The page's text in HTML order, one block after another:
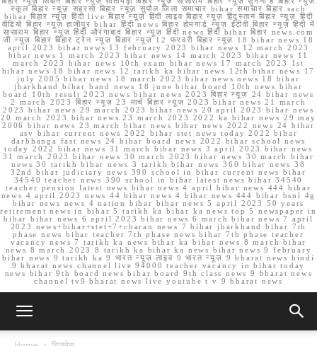
स्कूल बिहार न्यूज़ सहरसा बिहार न्यूज़ सुपौल जिला समाचार bihar समाचार बिहार sach
bihar बिहार न्यूज़ हिंदी live बिहार न्यूज़ हिंदी लाइव बिहार न्यूज़ हिंदुस्तान बिहार न्यूज़ हिंदी
वीडियो बिहार न्यूज़ हाजीपुर bihar हिंदी news बिहार होमगार्ड न्यूज़ ईटीवी बिहार न्यूज़ हिंदी में
सासाराम बिहार न्यूज़ हिंदी औरंगाबाद बिहार न्यूज़ हिंदी news हिंदी bihar बिहार news.com
जी न्यूज बिहार बिहार ट्रेन न्यूज़ बिहार न्यूज़ 12 फरवरी बिहार न्यूज़ 18 bihar news 18
april 2023 bihar news 13 february 2023 bihar news 12 march 2023
bihar news 1 march 2023 bihar news 14 march 2023 bihar news 11
march 2023 bihar news 10th exam bihar news 17 march 2023 1st
bihar news 18 bihar news 12 tarikh ka bihar news 12th bihar news 17
july 2005 bihar news 18 march 2023 bihar news news 18 bihar
jharkhand bihar band news 18 june bihar board 10th news bihar
board 10th result 2023 news bihar news 2023 बिहार न्यूज़ 24 bihar news
2 march 2023 बिहार न्यूज़ 23 मार्च बिहार न्यूज़ 2023 bihar news 21 march
2023 bihar news 29 march 2023 bihar news 20 april 2023 bihar news
20 march 2023 bihar news 23 march 2023 2022 ka bihar news 29 may
2006 bihar news 23 march bihar news bihar news 2022 news 24 bihar
asv bihar current news 2022 bihar stet news today 2022 bihar
darbhanga fast news 24 bihar board news 2022 bihar school news
today 2022 bihar news 31 march bihar news 3 april 2023 bihar news
31 march 2023 bihar news 30 march 2023 bihar news 30 march bihar
news 30 tarikh bihar news 3 tarikh bihar news 360 bihar news 38
32nd bihar judiciary news 390 school in bihar current news bihar
34540 teacher news 390 school in bihar latest news bihar 34540
teacher pension latest news bihar news 4 april bihar news 444 bihar
news 4 april 2023 news 44 bihar news 4 bihar news 444 bihar bsnl 4g
bihar news news 4 nation bihar bihar news 5 april 2023 50 years
retirement news in bihar 5 tarikh ka bihar ka news top 5 newspaper in
bihar bihar news 6 april 2023 bihar news 6 march bihar news 7 april
2023 news+bihar+stet+7+charan news 7 bihar jharkhand bihar 7th
phase news bihar teacher 7th phase news bihar 7th phase teacher
vacancy news 7 tarikh ka news bihar ka bihar news 8 march bihar
news 8 march 2023 8 tarikh ka bihar ka news bihar news 9 february
bihar news 9 tarikh ka 9 भारत न्यूज़ लाइव 9 भारत न्यूज़ 9 bharat news hindi
9 bharat news channel live 94000 teacher vacancy in bihar today
news bihar 9th board news bihar board 9th class news 9 bharat news
channel tv9 bharat news live youtube t v 9 bharat news